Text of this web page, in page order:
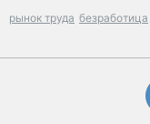
рынок труда безработица